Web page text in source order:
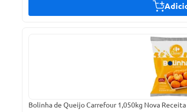
Bolinha de Queijo Carrefour 1,050kg Nova Receita